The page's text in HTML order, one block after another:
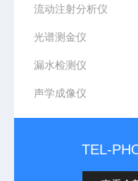
流动注射分析仪
光谱测金仪
漏水检测仪
声学成像仪
TEL-